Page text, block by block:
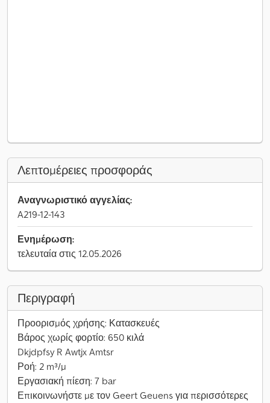
Λεπτομέρειες προσφοράς
Αναγνωριστικό αγγελίας:
A219-12-143
Ενημέρωση:
τελευταία στις 12.05.2026
Περιγραφή
Προορισμός χρήσης: Κατασκευές
Βάρος χωρίς φορτίο: 650 κιλά
Dkjdpfsy R Awtjx Amtsr
Ροή: 2 m³/μ
Εργασιακή πίεση: 7 bar
Επικοινωνήστε με τον Geert Geuens για περισσότερες